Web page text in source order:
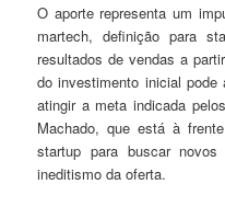
O aporte representa um
martech, definição para
resultados de vendas a
do investimento inicial pode
atingir a meta indicada
Machado, que está à
startup para buscar
ineditismo da oferta.